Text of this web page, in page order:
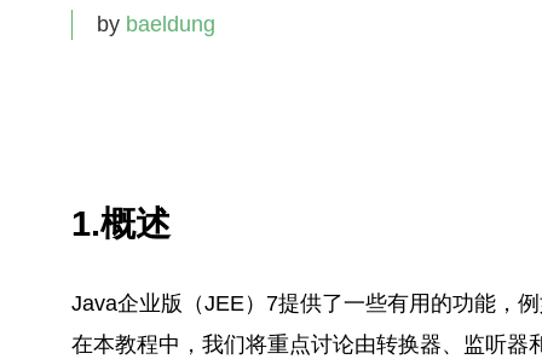
by baeldung
1.概述
Java企业版（JEE）7提供了一些有用的功能，
在本教程中，我们将重点讨论由转换器、监听器